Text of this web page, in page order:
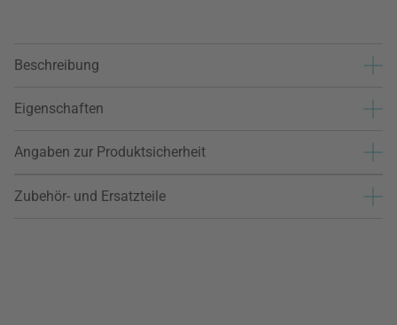
Beschreibung
Eigenschaften
Angaben zur Produktsicherheit
Zubehör- und Ersatzteile